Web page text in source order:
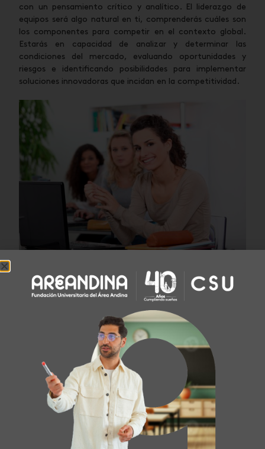
con un pensamiento crítico y analítico. El liderazgo de
equipos será algo natural en ti, comprenderás cuáles son
los componentes para competir en el contexto global.
Estarás en capacidad de analizar y determinar las
condiciones del mercado, evaluando oportunidades y
riesgos e identificando posibilidades para implementar
soluciones innovadoras que incidan en la competitividad.
TUS GUSTOS Y HABILIDADES
FORTALECEN TU DECISIÓN
Si eres un profesional con pensamiento crítico y creativo,
tienes actitud innovadora y te apasiona la
transformación de las organizaciones, en AREANDINA
estamos buscando a alguien como tú para mejorar tus
competencias y habilitarte como un gestor de cambio
empresarial.
CRÉDITOS: